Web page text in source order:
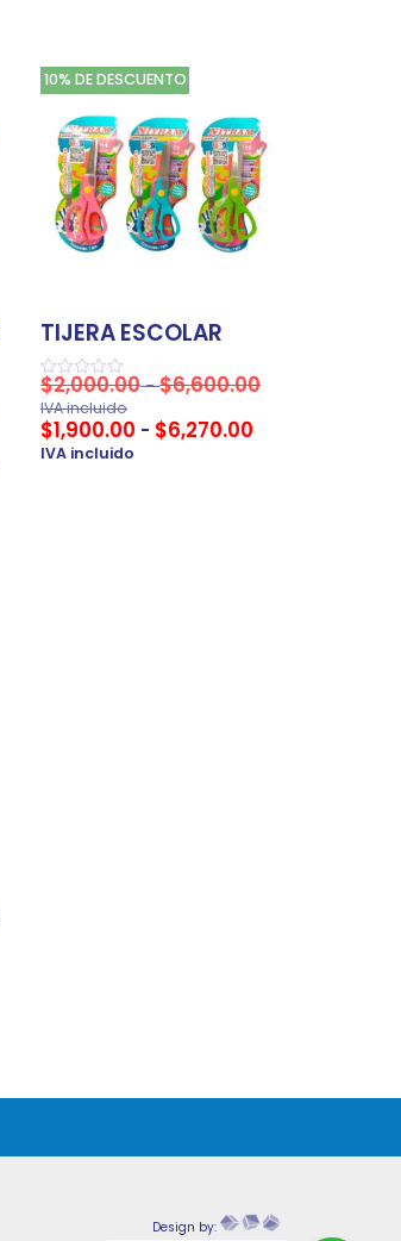
10% DE DESCUENTO
TIJERA ESCOLAR
Valorado
en
0
de
5
$2,000.00-$6,600.00
IVA incluido
$1,900.00 - $6,270.00
IVA incluido
Design by: